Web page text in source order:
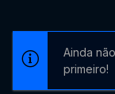
Ainda
primeiro!